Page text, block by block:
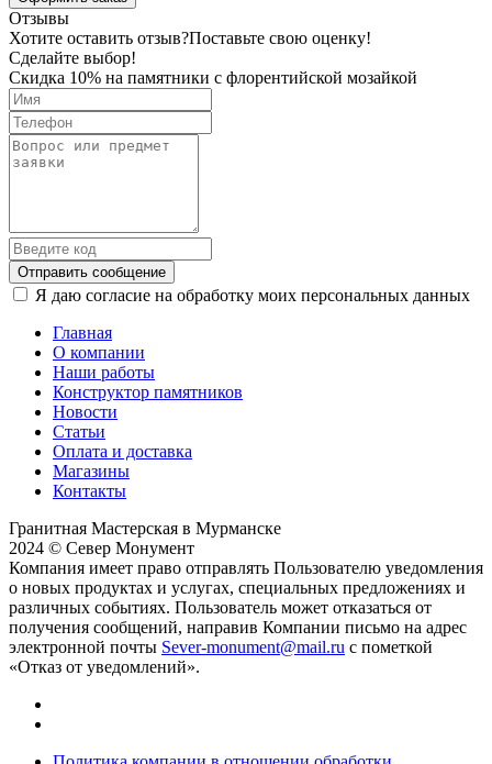
Отзывы
Хотите оставить отзыв?Поставьте свою оценку!
Сделайте выбор!
Скидка 10% на памятники с флорентийской мозайкой
Отправить сообщение
Я даю согласие на обработку моих персональных данных
Главная
О компании
Наши работы
Конструктор памятников
Новости
Статьи
Оплата и доставка
Магазины
Контакты
Гранитная Мастерская в Мурманске
2024 © Север Монумент
Компания имеет право отправлять Пользователю уведомления
о новых продуктах и услугах, специальных предложениях и
различных событиях. Пользователь может отказаться от
получения сообщений, направив Компании письмо на адрес
электронной почты Sever-monument@mail.ru с пометкой
«Отказ от уведомлений».